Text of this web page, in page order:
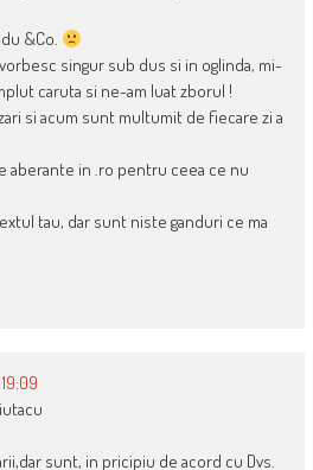
&Co.
singur sub dus si in oglinda, mi-
caruta si ne-am luat zborul !
si acum sunt multumit de fiecare zi a
aberante in .ro pentru ceea ce nu
tau, dar sunt niste ganduri ce ma
sunt, in pricipiu de acord cu Dvs.